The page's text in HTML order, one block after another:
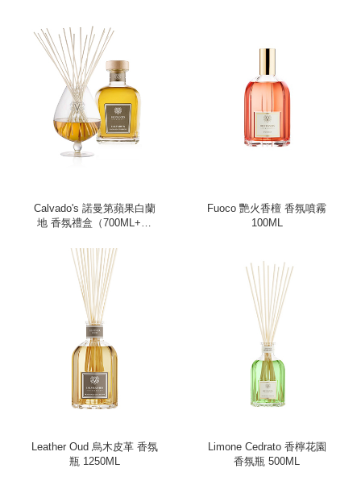
Calvado's 諾曼第蘋果白蘭
地 香氛禮盒（700ML+酒
Fuoco 艷火香檀 香氛噴霧
100ML
Leather Oud 烏木皮革 香氛
瓶 1250ML
Limone Cedrato 香檸花園
香氛瓶 500ML